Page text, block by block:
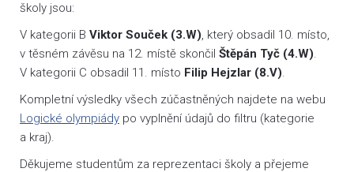
školy jsou:
V kategorii B Viktor Souček (3.W), který obsadil 10. místo,
v těsném závěsu na 12. místě skončil Štěpán Tyč (4.W).
V kategorii C obsadil 11. místo Filip Hejzlar (8.V).
Kompletní výsledky všech zúčastněných najdete na webu
Logické olympiády po vyplnění údajů do filtru (kategorie
a kraj).
Děkujeme studentům za reprezentaci školy a přejeme